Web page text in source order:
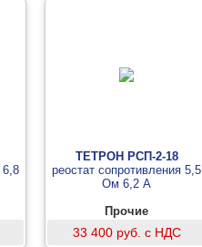
6,8
ТЕТРОН РСП-2-18
реостат сопротивления 5,5
Ом 6,2 А
Прочие
33 400 руб. с НДС